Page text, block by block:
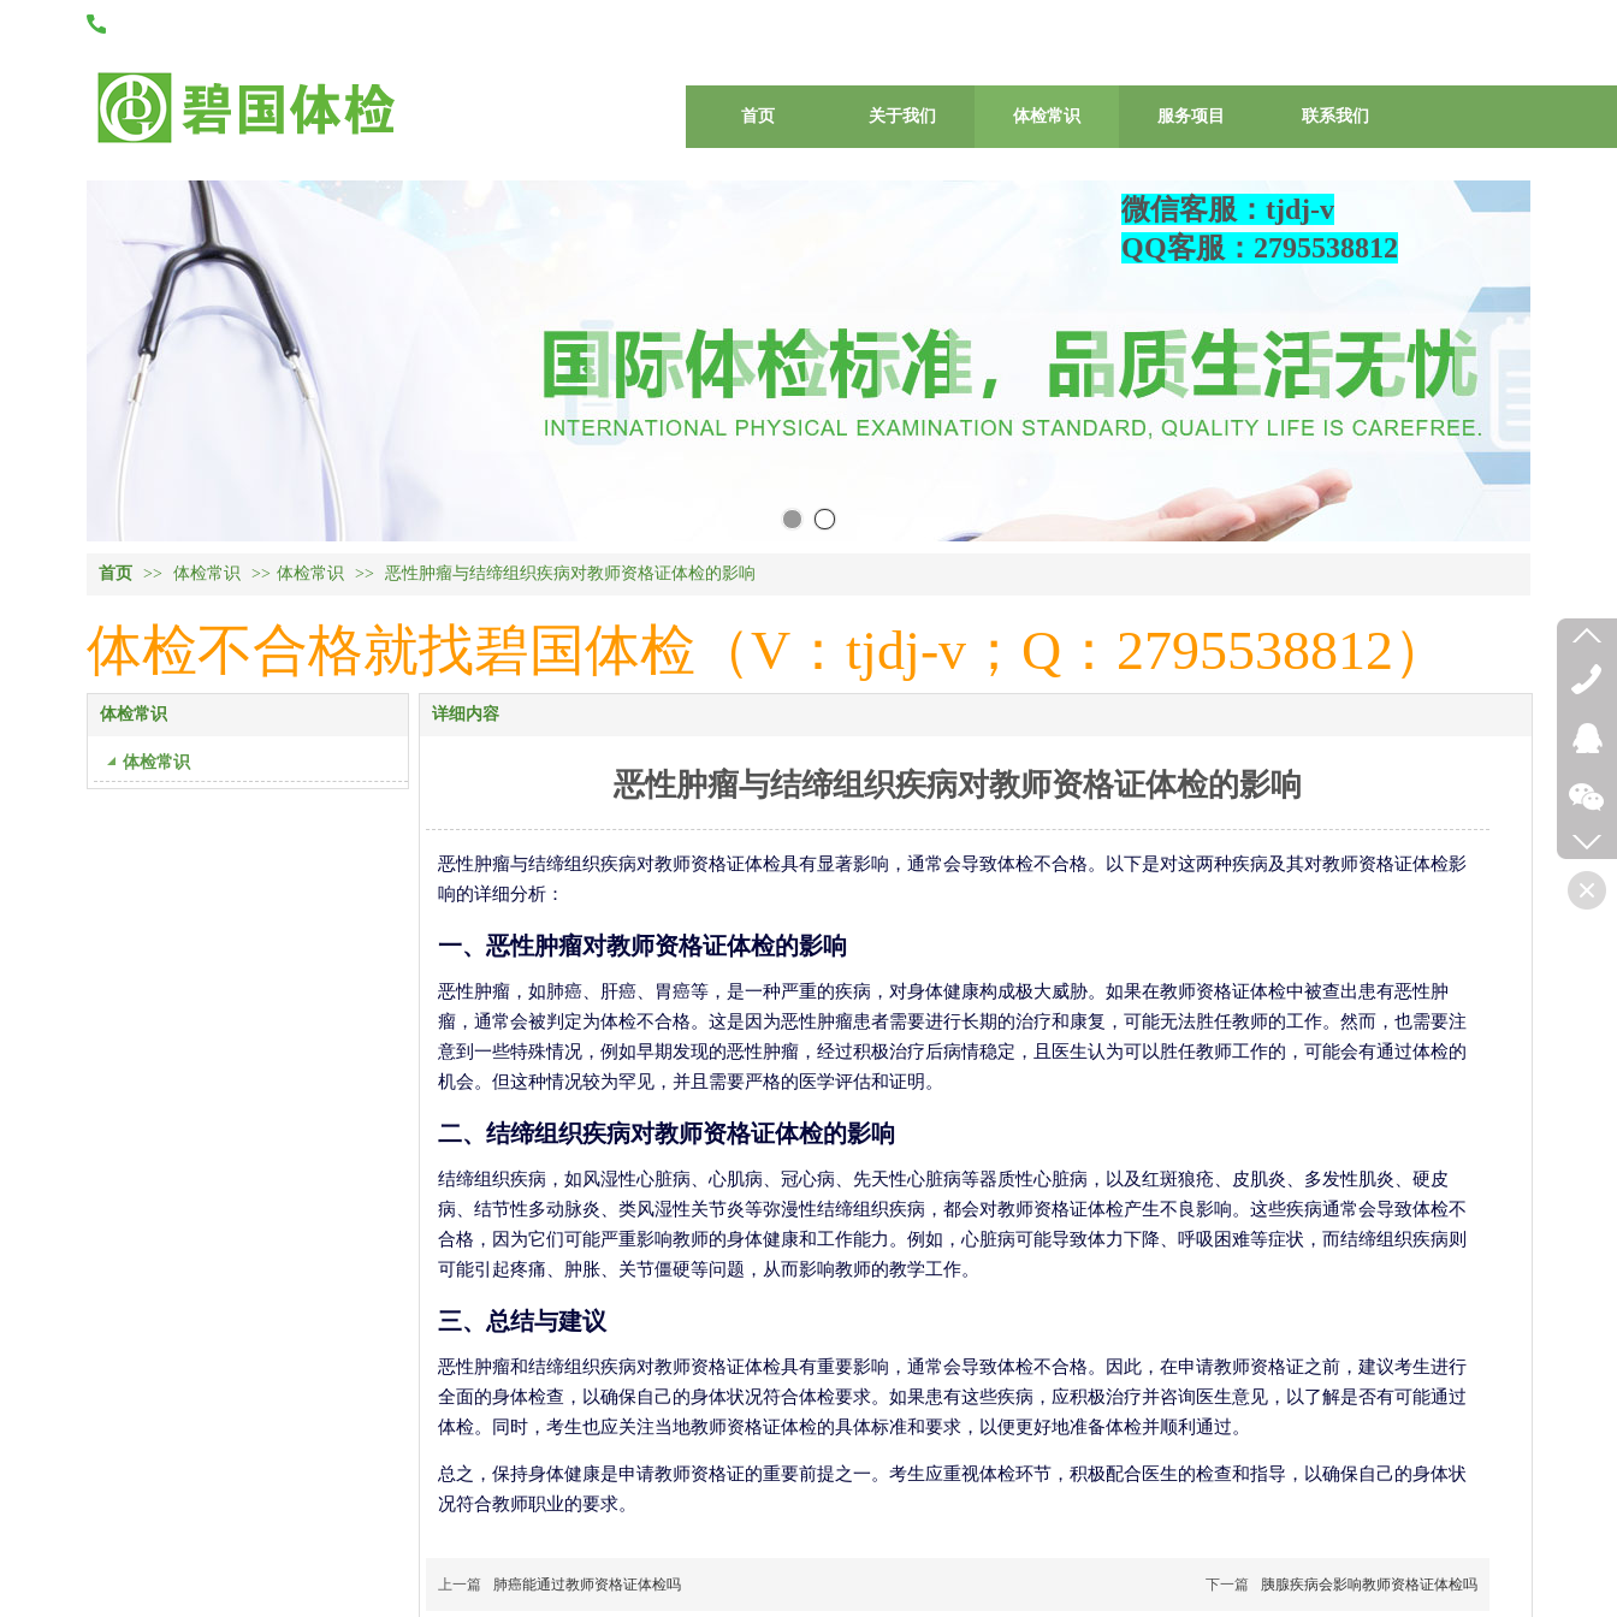
微信客服：tjdj-v
QQ客服：2795538812
首页 关于我们 体检常识 服务项目 联系我们
首页 >> 体检常识 >> 体检常识 >> 恶性肿瘤与结缔组织疾病对教师资格证体检的影响
体检不合格就找碧国体检（V：tjdj-v；Q：2795538812）
体检常识
体检常识
详细内容
恶性肿瘤与结缔组织疾病对教师资格证体检的影响
恶性肿瘤与结缔组织疾病对教师资格证体检具有显著影响，通常会导致体检不合格。以下是对这两种疾病及其对教师资格证体检影
响的详细分析：
一、恶性肿瘤对教师资格证体检的影响
恶性肿瘤，如肺癌、肝癌、胃癌等，是一种严重的疾病，对身体健康构成极大威胁。如果在教师资格证体检中被查出患有恶性肿
瘤，通常会被判定为体检不合格。这是因为恶性肿瘤患者需要进行长期的治疗和康复，可能无法胜任教师的工作。然而，也需要注
意到一些特殊情况，例如早期发现的恶性肿瘤，经过积极治疗后病情稳定，且医生认为可以胜任教师工作的，可能会有通过体检的
机会。但这种情况较为罕见，并且需要严格的医学评估和证明。
二、结缔组织疾病对教师资格证体检的影响
结缔组织疾病，如风湿性心脏病、心肌病、冠心病、先天性心脏病等器质性心脏病，以及红斑狼疮、皮肌炎、多发性肌炎、硬皮
病、结节性多动脉炎、类风湿性关节炎等弥漫性结缔组织疾病，都会对教师资格证体检产生不良影响。这些疾病通常会导致体检不
合格，因为它们可能严重影响教师的身体健康和工作能力。例如，心脏病可能导致体力下降、呼吸困难等症状，而结缔组织疾病则
可能引起疼痛、肿胀、关节僵硬等问题，从而影响教师的教学工作。
三、总结与建议
恶性肿瘤和结缔组织疾病对教师资格证体检具有重要影响，通常会导致体检不合格。因此，在申请教师资格证之前，建议考生进行
全面的身体检查，以确保自己的身体状况符合体检要求。如果患有这些疾病，应积极治疗并咨询医生意见，以了解是否有可能通过
体检。同时，考生也应关注当地教师资格证体检的具体标准和要求，以便更好地准备体检并顺利通过。
总之，保持身体健康是申请教师资格证的重要前提之一。考生应重视体检环节，积极配合医生的检查和指导，以确保自己的身体状
况符合教师职业的要求。
上一篇 肺癌能通过教师资格证体检吗 下一篇 胰腺疾病会影响教师资格证体检吗